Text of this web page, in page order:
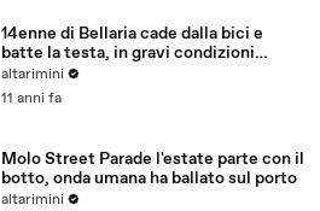
14enne di Bellaria cade dalla bici e
batte la testa, in gravi condizioni
all'ospedale
altarimini
11 anni fa
Molo Street Parade l'estate parte con il
botto, onda umana ha ballato sul porto
altarimini